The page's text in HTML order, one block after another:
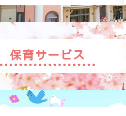
保育サービス